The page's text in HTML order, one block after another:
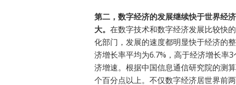
第二，数字经济的发展继续快于世界经
大。 在数字技术和数字经济发展比较快
化部门，发展的速度都明显快于经济的
济增长率平均为6.7%，高于经济增长率
济增速。根据中国信息通信研究院的测
个百分点以上。不仅数字经济居世界前